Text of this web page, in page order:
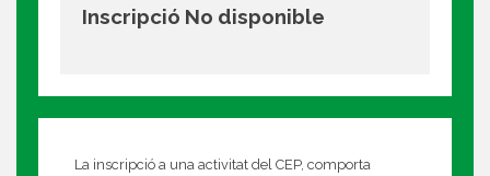
Inscripció No disponible
La inscripció a una activitat del CEP, comporta